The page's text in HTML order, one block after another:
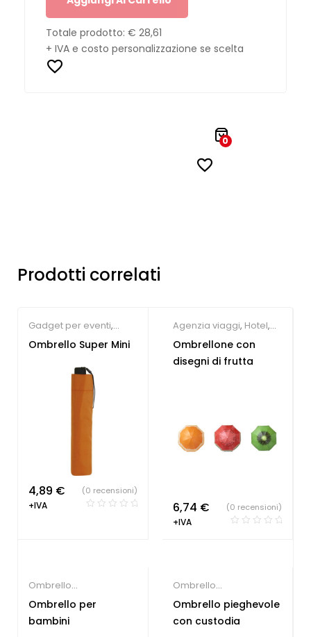
Totale prodotto: € 28,61
+ IVA e costo personalizzazione se scelta
0
Prodotti correlati
Gadget per eventi,
Gadget per fiere,
Personalizzato
Ombrello Super Mini
4,89 €
+IVA
(0 recensioni)
Agenzia viaggi, Hotel,
Ombrello
Personalizzato,Gadget
Estate
Ombrellone con
disegni di frutta
6,74 €
+IVA
(0 recensioni)
Ombrello
Personalizzato
Ombrello per
bambini
Ombrello
Personalizzato
Ombrello pieghevole
con custodia